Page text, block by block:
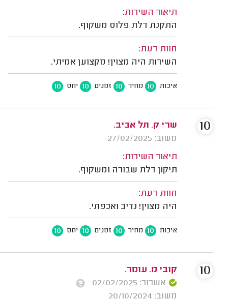
תיאור השירות:
התקנת דלת פלוס משקוף.
חוות דעת:
השירות היה מצוין! מקצוען אמיתי.
איכות 10 מחיר 10 זמנים 10 יחס 10
שרי ק. תל אביב.
משוב: 27/02/2025
תיאור השירות:
תיקון דלת שבורה ומשקוף.
חוות דעת:
היה מצוין! נדיב ואכפתי.
איכות 10 מחיר 10 זמנים 10 יחס 10
10
קובי מ. עומר.
אשרור: 02/02/2025
משוב: 20/10/2024
10